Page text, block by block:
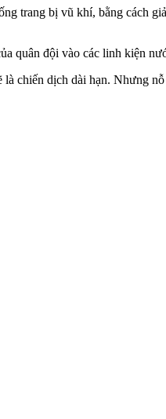
trang bị vũ khí, bằng cách
quân đội vào các linh kiện
chiến dịch dài hạn. Nhưng